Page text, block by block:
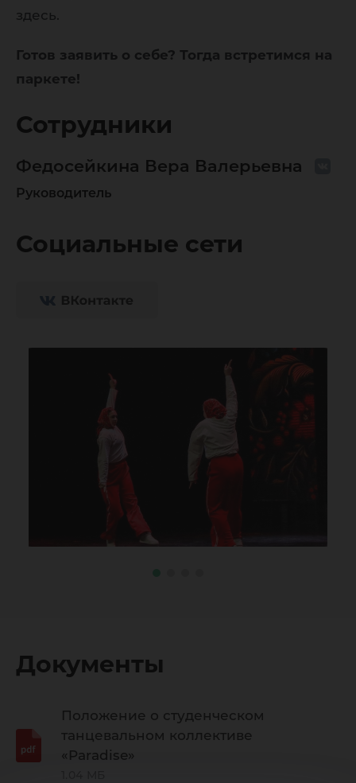
здесь.
Готов заявить о себе? Тогда встретимся на
паркете!
Сотрудники
Федосейкина Вера Валерьевна
Руководитель
Социальные сети
Документы
Положение о студенческом
танцевальном коллективе
«Paradise»